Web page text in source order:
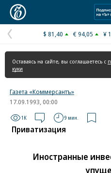
Предыдущая
страница
$ 81,40 € 94,05 ¥
Оставаясь на сайте, вы соглашаетесь с
куки
Газета «Коммерсантъ»
17.09.1993, 00:00
1K 9 мин.
Приватизация
Иностранные